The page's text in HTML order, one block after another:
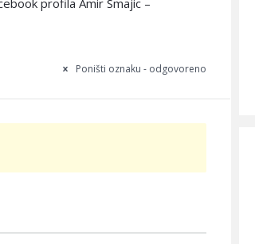
profila Amir Smajic –
Poništi oznaku - odgovoreno